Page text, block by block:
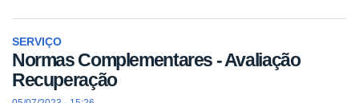
SERVIÇO
Normas Complementares - Avaliação
Recuperação